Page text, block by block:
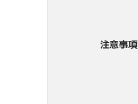
注意事項